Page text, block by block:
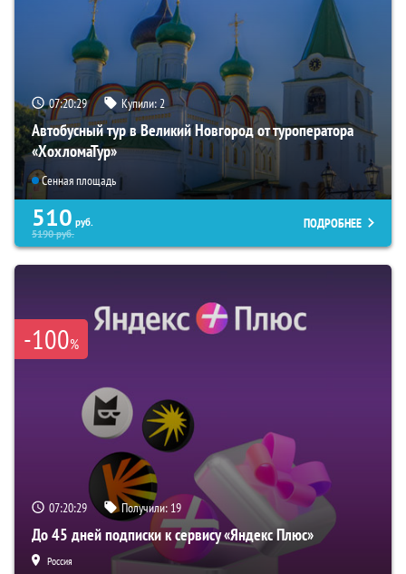
07:20:28 Купили:2
Автобусный тур в Великий Новгород от туроператора
«ХохломаТур»
Сенная площадь
510 руб.
5190руб.
ПОДРОБНЕЕ
-100%
07:20:28 Получили: 19
До 45 дней подписки к сервису «Яндекс Плюс»
Россия